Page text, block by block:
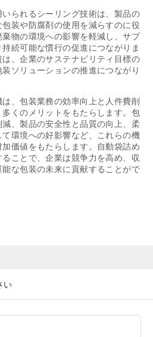
られるシーリング技術は、製品の
装や防腐剤の使用を減らすのに役
物の環境への影響を軽減し、サプ
続可能な慣行の促進につながりま
、企業のサステナビリティ目標の
ソリューションの推進につながり
、包装業務の効率向上と人件費削
くのメリットをもたらします。包
、製品の安全性と品質の向上、柔
環境への好影響など、これらの機
価値をもたらします。自動袋詰め
ことで、企業は競争力を高め、収
な包装の未来に貢献することがで
い